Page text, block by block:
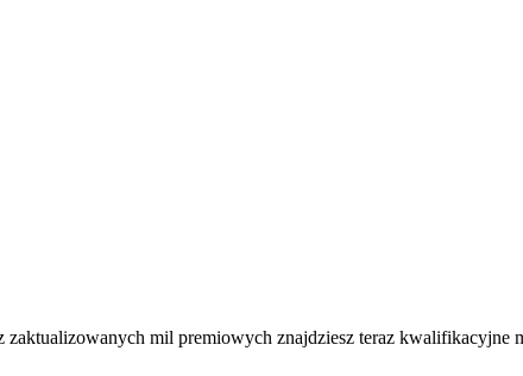
mil premiowych znajdziesz teraz